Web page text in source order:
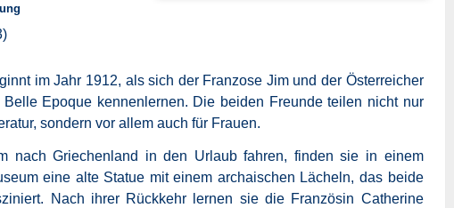
im Jahr 1912, als sich der Franzose Jim und der Österreicher
Epoque kennenlernen. Die beiden Freunde teilen nicht nur
sondern vor allem auch für Frauen.
nach Griechenland in den Urlaub fahren, finden sie in einem
eine alte Statue mit einem archaischen Lächeln, das beide
Nach ihrer Rückkehr lernen sie die Französin Catherine